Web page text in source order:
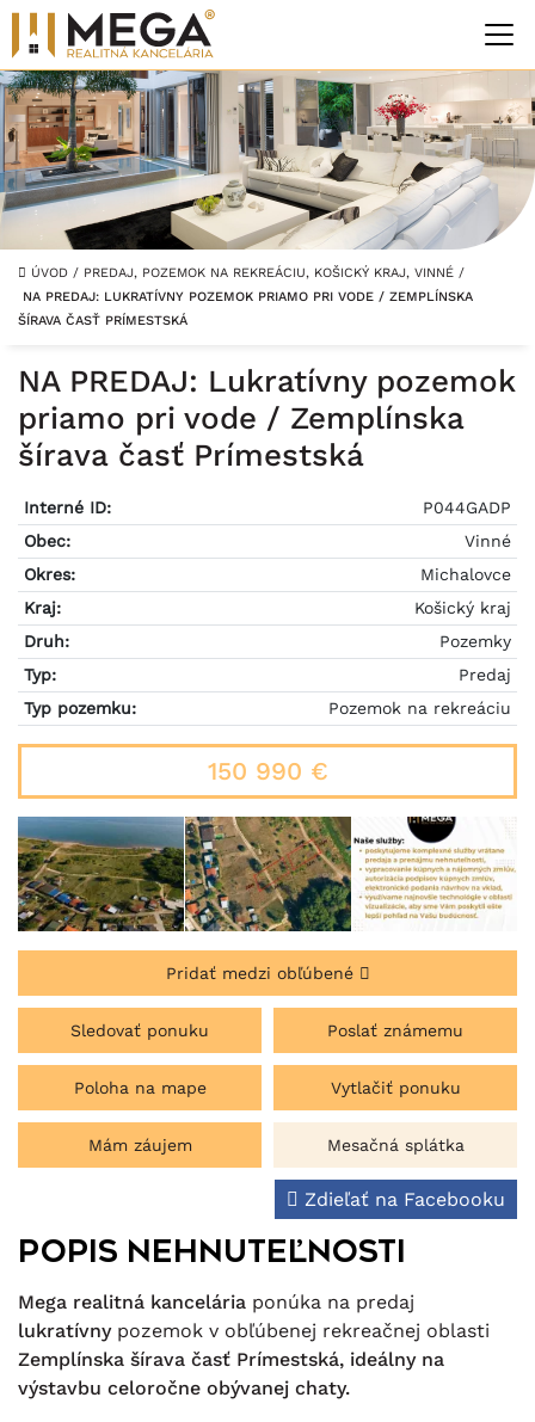
ÚVOD / PREDAJ, POZEMOK NA REKREÁCIU, KOŠICKÝ KRAJ, VINNÉ /
NA PREDAJ: LUKRATÍVNY POZEMOK PRIAMO PRI VODE / ZEMPLÍNSKA
ŠÍRAVA ČASŤ PRÍMESTSKÁ
NA PREDAJ: Lukratívny pozemok
priamo pri vode / Zemplínska
šírava časť Prímestská
Interné ID:
P044GADP
Obec:
Vinné
Okres:
Michalovce
Kraj:
Košický kraj
Druh:
Pozemky
Typ:
Predaj
Typ pozemku:
Pozemok na rekreáciu
150 990 €
Pridať medzi obľúbené
Sledovať ponuku Poslať známemu
Poloha na mape Vytlačiť ponuku
Mám záujem Mesačná splátka
Popis nehnuteľnosti
Zdieľať na Facebooku
Mega realitná kancelária ponúka na predaj
lukratívnypozemok v obľúbenej rekreačnej oblasti
Zemplínska šírava časť Prímestská, ideálny na
výstavbu celoročne obývanej chaty.